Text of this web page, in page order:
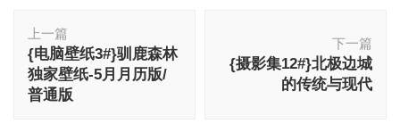
文
导
航
上一篇
{电脑壁纸3#}驯鹿森林
独家壁纸-5月月历版/
普通版
下一篇
{摄影集12#}北极边城
的传统与现代